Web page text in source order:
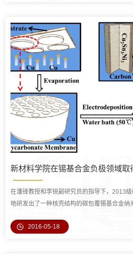
新材料学院在锡基合金负极领域取
在潘锋教授和李锐副研究员的指导下，2013
地研发出了一种核壳结构的碳包覆锡基合金纳
2016-05-18